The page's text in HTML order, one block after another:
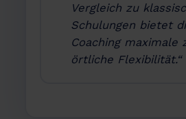
Vergleich zu
Schulungen bietet
Coaching maximale
örtliche Flexibilität.“